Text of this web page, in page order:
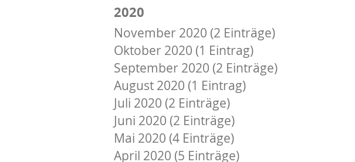
2020
November 2020 (2 Einträge)
Oktober 2020 (1 Eintrag)
September 2020 (2 Einträge)
August 2020 (1 Eintrag)
Juli 2020 (2 Einträge)
Juni 2020 (2 Einträge)
Mai 2020 (4 Einträge)
April 2020 (5 Einträge)